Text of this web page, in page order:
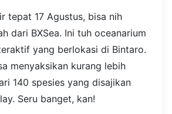
tepat 17 Agustus, bisa nih
dari BXSea. Ini tuh oceanarium
yang berlokasi di Bintaro.
menyaksikan kurang lebih
140 spesies yang disajikan
Seru banget, kan!